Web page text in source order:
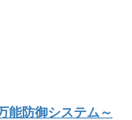
能防御システム～